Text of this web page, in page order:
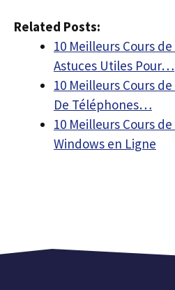
Related Posts:
10 Meilleurs Cours
Astuces Utiles Pour…
10 Meilleurs Cours
De Téléphones…
10 Meilleurs Cours
Windows en Ligne